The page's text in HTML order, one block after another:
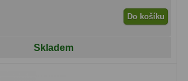
Do košíku
Skladem